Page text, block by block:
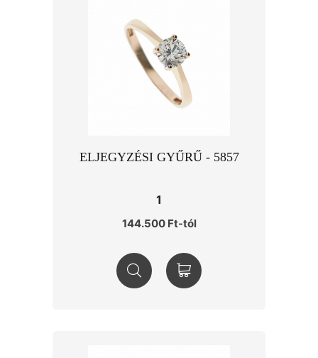
ELJEGYZÉSI GYŰRŰ - 5857
1
144.500 Ft-tól